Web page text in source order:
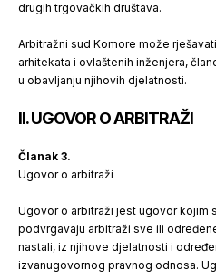
drugih trgovačkih društava.
Arbitražni sud Komore može
arhitekata i ovlaštenih inženjera,
u obavljanju njihovih djelatnosti.
II. UGOVOR O ARBITRAŽI
Članak 3.
Ugovor o arbitraži
Ugovor o arbitraži jest ugovor kojim
podvrgavaju arbitraži sve ili
nastali, iz njihove djelatnosti i
izvanugovornog pravnog odnosa.